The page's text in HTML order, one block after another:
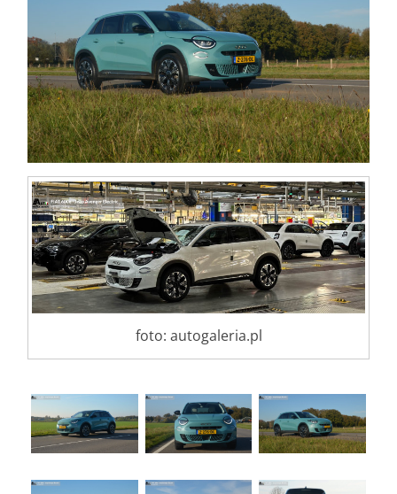
foto: autogaleria.pl